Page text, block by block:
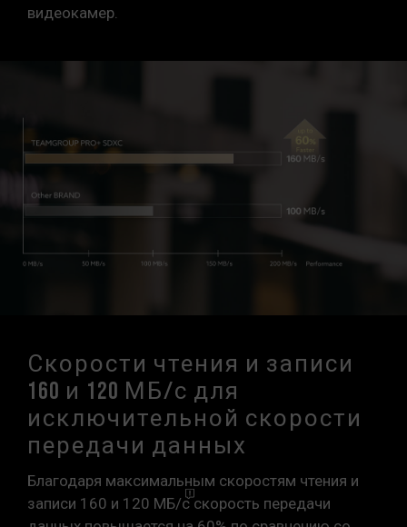
видеокамер.
Скорости чтения и записи
160 и 120 МБ/с для
исключительной скорости
передачи данных
Благодаря максимальным скоростям чтения и
записи 160 и 120 МБ/сскорость передачи